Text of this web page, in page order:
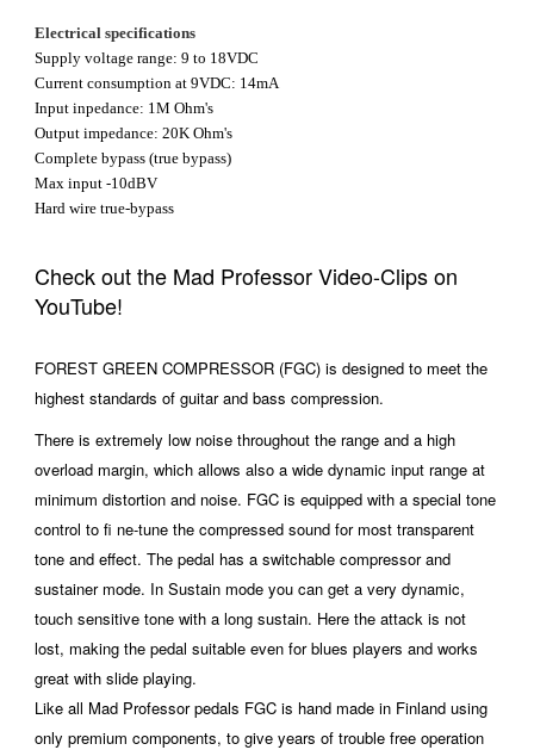
Electrical specifications
Supply voltage range: 9 to 18VDC
Current consumption at 9VDC: 14mA
Input inpedance: 1M Ohm's
Output impedance: 20K Ohm's
Complete bypass (true bypass)
Max input -10dBV
Hard wire true-bypass
Check out the Mad Professor Video-Clips on
YouTube!
FOREST GREEN COMPRESSOR (FGC) is designed to meet the
highest standards of guitar and bass compression.
There is extremely low noise throughout the range and a high
overload margin, which allows also a wide dynamic input range at
minimum distortion and noise. FGC is equipped with a special tone
control to fi ne-tune the compressed sound for most transparent
tone and effect. The pedal has a switchable compressor and
sustainer mode. In Sustain mode you can get a very dynamic,
touch sensitive tone with a long sustain. Here the attack is not
lost, making the pedal suitable even for blues players and works
great with slide playing.
Like all Mad Professor pedals FGC is hand made in Finland using
only premium components, to give years of trouble free operation